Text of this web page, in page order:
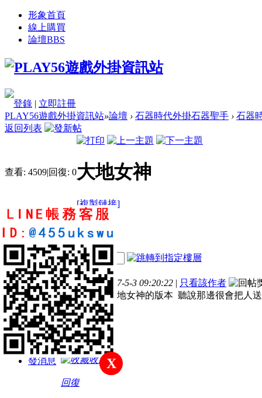
形象首頁
線上購買
論壇BBS
登錄 | 立即註冊
PLAY56遊戲外掛資訊站»論壇 › 石器時代外掛石器聖手 › 石器
返回列表
查看: 4509|回復: 0大地女神
[複製鏈接]
qq87412369
4
主題
4
帖子
26
積分
新手上路
積分
26
發消息
電梯直達
樓主
發表於 2017-5-3 09:20:22 | 只看該作者
希望可以出大地女神的版本 聽說那邊很會把人
收藏
回復
X